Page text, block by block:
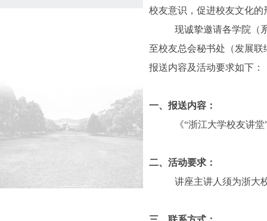
校友意识，促进校友文化
现诚挚邀请各学院（
至校友总会秘书处（发展
报送内容及活动要求如下：
一、 报送内容：
《“浙江大学校友讲
二、活动要求：
讲座主讲人须为浙大